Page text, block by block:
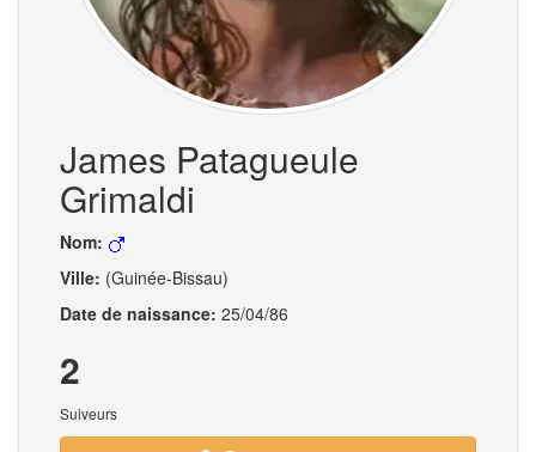
James Patagueule
Grimaldi
Nom:
Ville: (Guinée-Bissau)
Date de naissance: 25/04/86
2
Suiveurs